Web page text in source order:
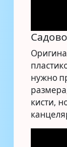
нужно
кисти,